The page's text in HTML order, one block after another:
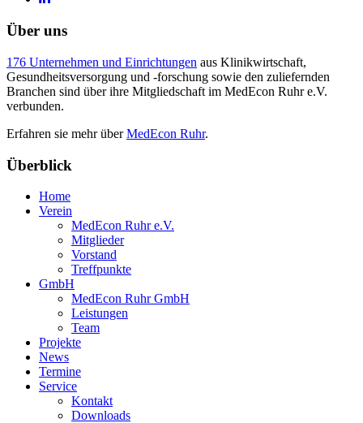
Über uns
176 Unternehmen und Einrichtungen aus Klinikwirtschaft,
Gesundheitsversorgung und -forschung sowie den zuliefernden
Branchen sind über ihre Mitgliedschaft im MedEcon Ruhr e.V.
verbunden.
Erfahren sie mehr überMedEcon Ruhr.
Überblick
Home
Verein
MedEcon Ruhr e.V.
Mitglieder
Vorstand
Treffpunkte
GmbH
MedEcon Ruhr GmbH
Leistungen
Team
Projekte
News
Termine
Service
Kontakt
Downloads